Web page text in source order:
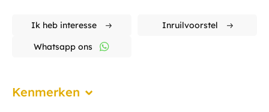
Ik heb interesse
Inruilvoorstel
Whatsapp ons
Kenmerken